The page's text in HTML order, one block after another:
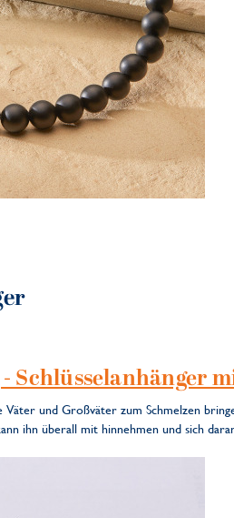
Schlüsselanhänger
Väter und Großväter zum Schmelzen
ihn überall mit hinnehmen und sich